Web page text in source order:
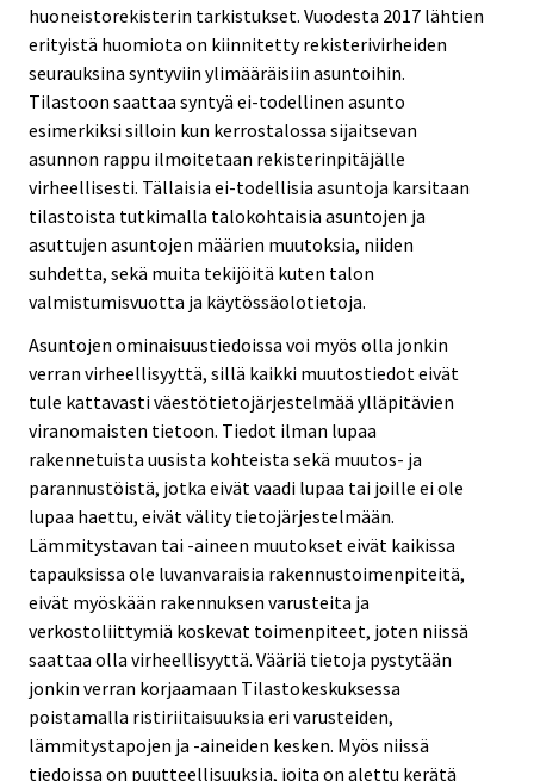
huoneistorekisterin tarkistukset. Vuodesta 2017 lähtien
erityistä huomiota on kiinnitetty rekisterivirheiden
seurauksina syntyviin ylimääräisiin asuntoihin.
Tilastoon saattaa syntyä ei-todellinen asunto
esimerkiksi silloin kun kerrostalossa sijaitsevan
asunnon rappu ilmoitetaan rekisterinpitäjälle
virheellisesti. Tällaisia ei-todellisia asuntoja karsitaan
tilastoista tutkimalla talokohtaisia asuntojen ja
asuttujen asuntojen määrien muutoksia, niiden
suhdetta, sekä muita tekijöitä kuten talon
valmistumisvuotta ja käytössäolotietoja.
Asuntojen ominaisuustiedoissa voi myös olla jonkin
verran virheellisyyttä, sillä kaikki muutostiedot eivät
tule kattavasti väestötietojärjestelmää ylläpitävien
viranomaisten tietoon. Tiedot ilman lupaa
rakennetuista uusista kohteista sekä muutos- ja
parannustöistä, jotka eivät vaadi lupaa tai joille ei ole
lupaa haettu, eivät välity tietojärjestelmään.
Lämmitystavan tai -aineen muutokset eivät kaikissa
tapauksissa ole luvanvaraisia rakennustoimenpiteitä,
eivät myöskään rakennuksen varusteita ja
verkostoliittymiä koskevat toimenpiteet, joten niissä
saattaa olla virheellisyyttä. Vääriä tietoja pystytään
jonkin verran korjaamaan Tilastokeskuksessa
poistamalla ristiriitaisuuksia eri varusteiden,
lämmitystapojen ja -aineiden kesken. Myös niissä
tiedoissa on puutteellisuuksia, joita on alettu kerätä